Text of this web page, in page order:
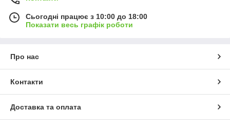
Сьогодні працює з 10:00 до 18:00
Показати весь графік роботи
Про нас
Контакти
Доставка та оплата